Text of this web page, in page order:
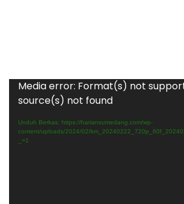
Pemutar
Video
Media error: Format(s) not
source(s) not found
Unduh Berkas: https://hariansumedang.com/wp-
content/uploads/2024/02/
_=1